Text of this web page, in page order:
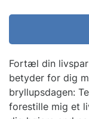
Fortæl din
betyder for dig
bryllupsdagen:
forestille mig et